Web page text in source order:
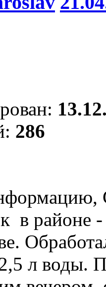
286
в районе
л воды.